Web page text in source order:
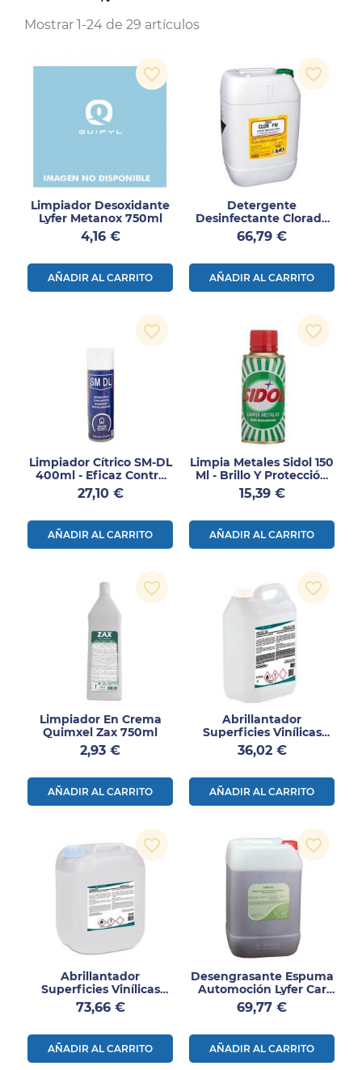
Mostrar 1-24 de 29 artículos
Limpiador Desoxidante
Lyfer Metanox 750ml
Precio
4,16 €
AÑADIR AL CARRITO
favorite_border
Detergente
Desinfectante Clorado
Oxa Clor FW 24KG
Precio
66,79 €
AÑADIR AL CARRITO
favorite_border
Limpiador Cítrico SM-DL
400ml - Eficaz Contra
Grasa, Adhesivos Y
Tintas
Precio
27,10 €
AÑADIR AL CARRITO
favorite_border
Limpia Metales Sidol 150
Ml - Brillo Y Protección
Para Superficies
Metálicas
Precio
15,39 €
AÑADIR AL CARRITO
favorite_border
Limpiador En Crema
Quimxel Zax 750ml
Precio
2,93 €
AÑADIR AL CARRITO
favorite_border
Abrillantador
Superficies Vinílicas
Vinilex S/S 5L
Precio
36,02 €
AÑADIR AL CARRITO
favorite_border
Abrillantador
Superficies Vinílicas
Vinilex 10L
Precio
73,66 €
AÑADIR AL CARRITO
favorite_border
Desengrasante Espuma
Automoción Lyfer Car
C9 25Kg
Precio
69,77 €
AÑADIR AL CARRITO
favorite_border